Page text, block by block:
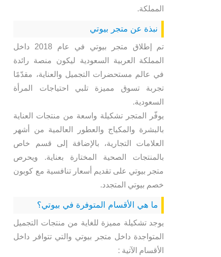
المملكة.
نبذة عن متجر بيوتي
تم إطلاق متجر بيوتي في عام 2018 داخل
المملكة العربية السعودية ليكون منصة رائدة
في عالم مستحضرات التجميل والعناية، مقدّمًا
تجربة تسوق مميزة تلبي احتياجات المرأة
السعودية.
يوفّر المتجر تشكيلة واسعة من منتجات العناية
بالبشرة والمكياج والعطور العالمية من أشهر
العلامات التجارية، بالإضافة إلى قسم خاص
بالمنتجات الصحية المختارة بعناية. ويحرص
متجر بيوتي على تقديم أسعار تنافسية مع كوبون
خصم بيوتي المتجدد.
ما هي الأقسام المتوفرة في بيوتي؟
يوجد تشكيلة مميزة للغاية من منتجات التجميل
المتواجدة داخل متجر بيوتي والتي تتوافر داخل
الأقسام الآتية :